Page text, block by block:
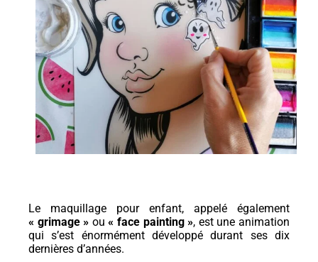
Formation maquillage enfant
Professionnel
Arbres de Noël et family day
Animations commerciales
Team building
Atelier DIY en entreprise
Bracelet permanent
Maquillage artistique adulte
Le maquillage pour enfant, appelé également
« grimage » ou« face painting », est une animation
qui s’est énormément développé durant ses dix
dernières d’années.